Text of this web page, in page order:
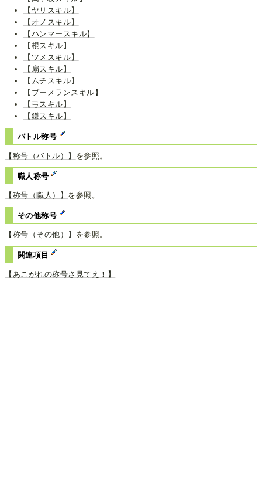
【ヤリスキル】
【オノスキル】
【ハンマースキル】
【棍スキル】
【ツメスキル】
【扇スキル】
【ムチスキル】
【ブーメランスキル】
【弓スキル】
【鎌スキル】
バトル称号
【称号（バトル）】 を参照。
職人称号
【称号（職人）】 を参照。
その他称号
【称号（その他）】 を参照。
関連項目
【あこがれの称号さ見てえ！】